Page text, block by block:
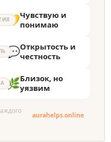
💛Чувствую и
понимаю
💬Открытость и
честность
🌿Близок, но
уязвим
aurahelps.online